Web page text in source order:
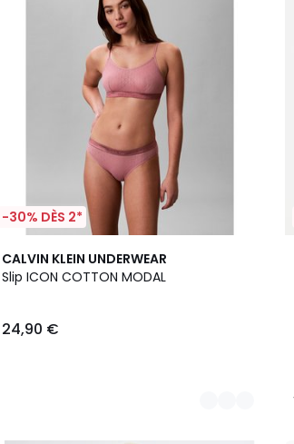
-30% DÈS 2*
CALVIN KLEIN UNDERWEAR
Slip ICON COTTON MODAL
24,90 €
2
Couleurs